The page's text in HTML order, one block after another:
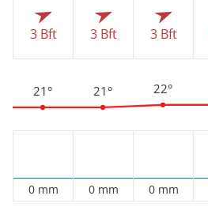
3 Bft
21°
0 mm
3 Bft
21°
0 mm
3 Bft
22°
0 mm